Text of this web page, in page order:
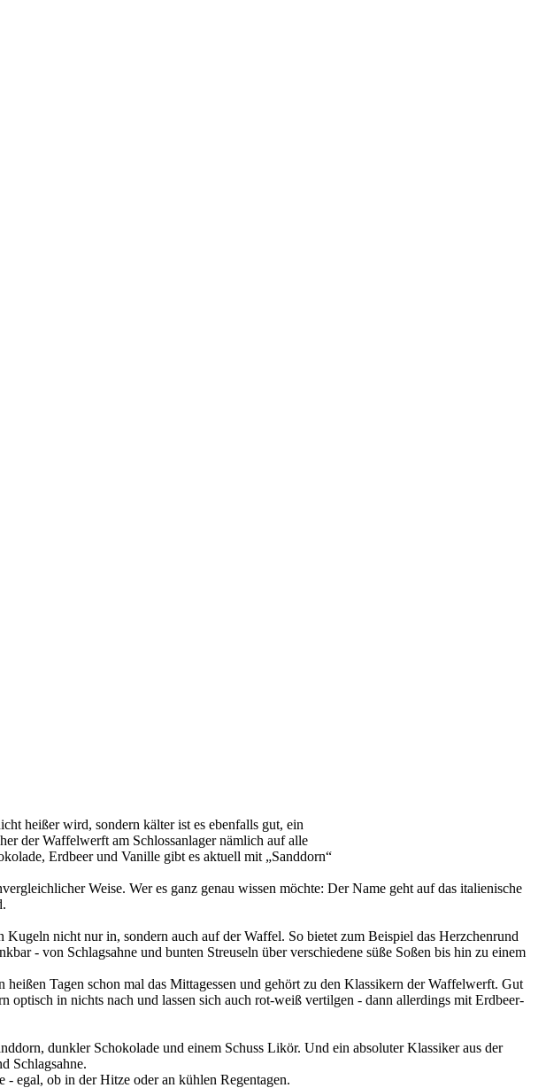
heißer wird, sondern kälter ist es ebenfalls gut, ein
der Waffelwerft am Schlossanlager nämlich auf alle
Erdbeer und Vanille gibt es aktuell mit „Sanddorn“
Weise. Wer es ganz genau wissen möchte: Der Name geht auf das italienische
nicht nur in, sondern auch auf der Waffel. So bietet zum Beispiel das Herzchenrund
- von Schlagsahne und bunten Streuseln über verschiedene süße Soßen bis hin zu einem
Tagen schon mal das Mittagessen und gehört zu den Klassikern der Waffelwerft. Gut
in nichts nach und lassen sich auch rot-weiß vertilgen - dann allerdings mit Erdbeer-
dunkler Schokolade und einem Schuss Likör. Und ein absoluter Klassiker aus der
Schlagsahne.
- egal, ob in der Hitze oder an kühlen Regentagen.